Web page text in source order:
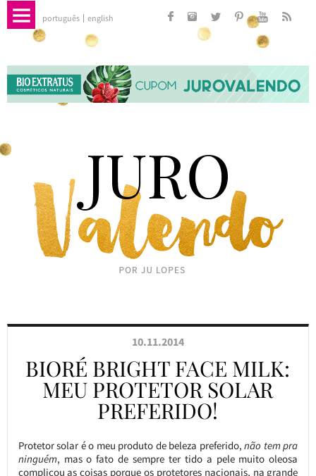
português english
10.11.2014
BIORÉ BRIGHT FACE MILK:
MEU PROTETOR SOLAR
PREFERIDO!
Protetor solar é o meu produto de beleza preferido,não tem pra
ninguém, mas o fato de sempre ter tido a pele muito oleosa
complicou as coisas porque os protetores nacionais, na grande